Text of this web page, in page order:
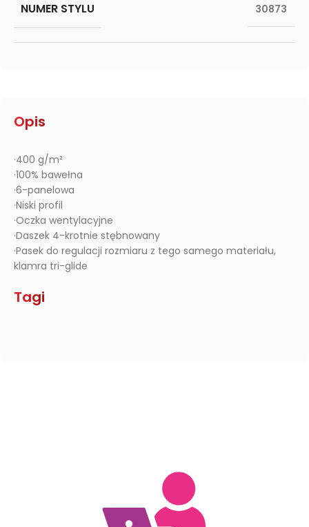
Opis
·400 g/m²
·100% bawełna
·6-panelowa
·Niski profil
·Oczka wentylacyjne
·Daszek 4-krotnie stębnowany
·Pasek do regulacji rozmiaru z tego samego materiału,
klamra tri-glide
Tagi
NUMER STYLU 30873